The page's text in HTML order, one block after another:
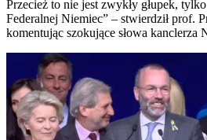
Przecież to nie jest zwykły głupek,
Federalnej Niemiec” – stwierdził prof.
komentując szokujące słowa kanclerza